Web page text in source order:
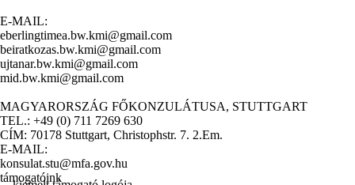
E-MAIL:
eberlingtimea.bw.kmi@gmail.com
beiratkozas.bw.kmi@gmail.com
ujtanar.bw.kmi@gmail.com
mid.bw.kmi@gmail.com
MAGYARORSZÁG FŐKONZULÁTUSA, STUTTGART
TEL.: +49 (0) 711 7269 630
CÍM: 70178 Stuttgart, Christophstr. 7. 2.Em.
E-MAIL:
konsulat.stu@mfa.gov.hu
támogatóink